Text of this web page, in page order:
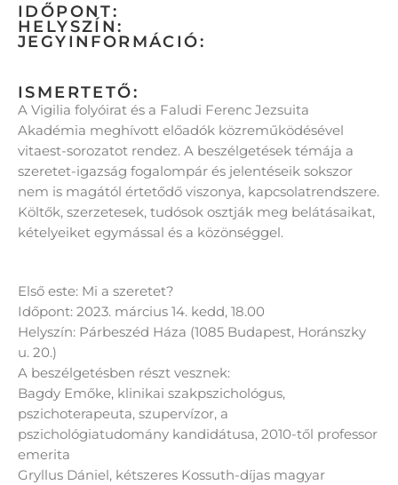
IDŐPONT:
HELYSZÍN:
JEGYINFORMÁCIÓ:
ISMERTETŐ:
A Vigilia folyóirat és a Faludi Ferenc Jezsuita
Akadémia meghívott előadók közreműködésével
vitaest-sorozatot rendez. A beszélgetések témája a
szeretet-igazság fogalompár és jelentéseik sokszor
nem is magától értetődő viszonya, kapcsolatrendszere.
Költők, szerzetesek, tudósok osztják meg belátásaikat,
kételyeiket egymással és a közönséggel.
Első este: Mi a szeretet?
Időpont: 2023. március 14. kedd, 18.00
Helyszín: Párbeszéd Háza (1085 Budapest, Horánszky
u. 20.)
A beszélgetésben részt vesznek:
Bagdy Emőke, klinikai szakpszichológus,
pszichoterapeuta, szupervízor, a
pszichológiatudomány kandidátusa, 2010-től professor
emerita
Gryllus Dániel, kétszeres Kossuth-díjas magyar